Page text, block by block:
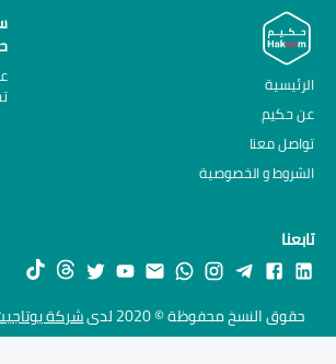
الرئيسية
عن حكيم
تواصل معنا
الشروط و الخصوصية
تابعنا
حقوق النسخ محفوظة © 2020 لدى شركة